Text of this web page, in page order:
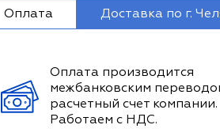
Оплата Доставка по г.
Оплата производится
межбанковским
расчетный счет компании.
Работаем с НДС.